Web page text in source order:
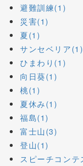
避難訓練(1)
災害(1)
夏(1)
サンセベリア(1)
ひまわり(1)
向日葵(1)
桃(1)
夏休み(1)
福島(1)
富士山(3)
登山(1)
スピーチコンテ